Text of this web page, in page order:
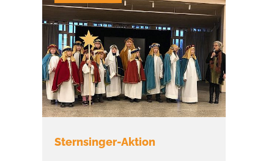
Sternsinger-Aktion